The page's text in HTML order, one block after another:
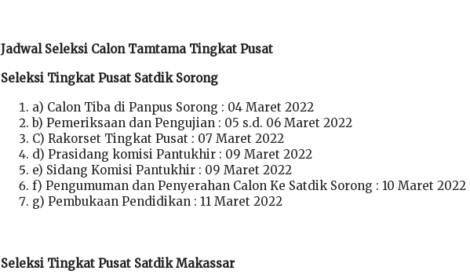
Jadwal Seleksi Calon Tamtama Tingkat Pusat
Seleksi Tingkat Pusat Satdik Sorong
a) Calon Tiba di Panpus Sorong : 04 Maret 2022
b) Pemeriksaan dan Pengujian : 05 s.d. 06 Maret 2022
C) Rakorset Tingkat Pusat : 07 Maret 2022
d) Prasidang komisi Pantukhir : 09 Maret 2022
e) Sidang Komisi Pantukhir : 09 Maret 2022
f) Pengumuman dan Penyerahan Calon Ke Satdik Sorong : 10 Maret 2022
g) Pembukaan Pendidikan : 11 Maret 2022
Seleksi Tingkat Pusat Satdik Makassar